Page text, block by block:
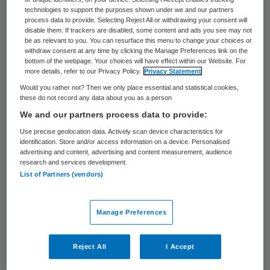
gemiddeld ruim 2000 euro meer winst
gemaakt dan in het jaar daarvoor. In 2013
maakten ze 111.000 euro winst en in 2014
113.000 euro. Medisch specialisten gingen
er meer op vooruit. Zij haalden in 2013
189.000 euro aan winst binnen en in 2014
bijna 195.000 euro.
Dat blijkt uit cijfers die het Centraal Bureau
voor de Statistiek (CBS) deze week
vooruit. Zij gingen van 107.000 naar 115.000
Reageer op dit artikel
technologies to support the purposes shown under we and our partners
process data to provide. Selecting Reject All or withdrawing your consent will
disable them. If trackers are disabled, some content and ads you see may not
be as relevant to you. You can resurface this menu to change your choices or
withdraw consent at any time by clicking the Manage Preferences link on the
bottom of the webpage. Your choices will have effect within our Website. For
more details, refer to our Privacy Policy.
Privacy Statement
Would you rather not? Then we only place essential and statistical cookies,
these do not record any data about you as a person
We and our partners process data to provide:
Use precise geolocation data. Actively scan device characteristics for
identification. Store and/or access information on a device. Personalised
advertising and content, advertising and content measurement, audience
research and services development.
List of Partners (vendors)
Manage Preferences
Reject All I Accept